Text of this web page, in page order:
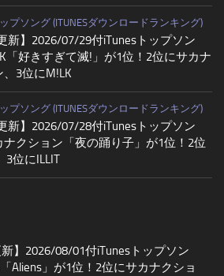
プソング (ITUNESダウンロードランキング)
更新】2026/07/29付iTunesトップソン
「好きすぎて滅!」が1位！2位にサカナ
、3位にM!LK
プソング (ITUNESダウンロードランキング)
更新】2026/07/28付iTunesトップソン
ナクション「夜の踊り子」が1位！2位
3位にILLIT
新】2026/08/01付iTunesトップソン
Aliens」が1位！2位にサカナクショ